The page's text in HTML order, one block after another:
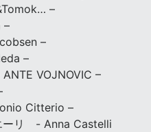
–
–
–
–
VOJNOVIC –
Citterio –
ーリ - Anna Castelli